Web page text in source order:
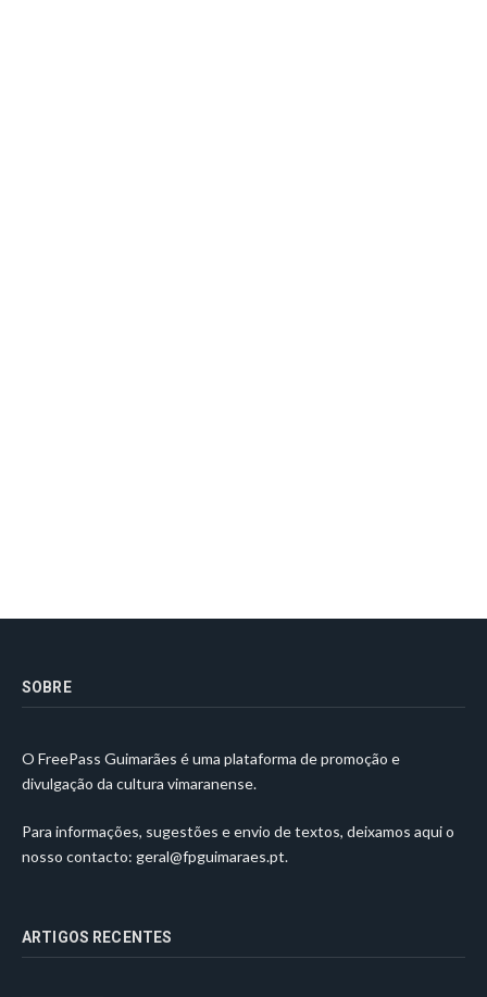
SOBRE
O FreePass Guimarães é uma plataforma de promoção e
divulgação da cultura vimaranense.
Para informações, sugestões e envio de textos, deixamos aqui o
nosso contacto: geral@fpguimaraes.pt.
ARTIGOS RECENTES